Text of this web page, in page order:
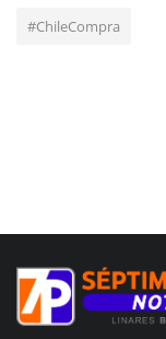
#ChileCompra